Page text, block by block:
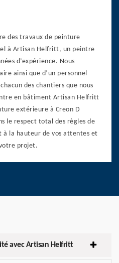
des travaux de peinture
à Artisan Helfritt, un peintre
d’expérience. Nous
ainsi que d’un personnel
des chantiers que nous
en bâtiment Artisan Helfritt
extérieure à Creon D
le respect total des règles de
à la hauteur de vos attentes et
projet.
avec Artisan Helfritt